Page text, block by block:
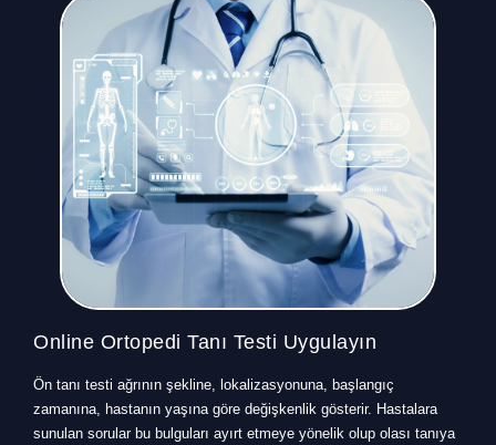
Online Ortopedi Tanı Testi Uygulayın
Ön tanı testi ağrının şekline, lokalizasyonuna, başlangıç
zamanına, hastanın yaşına göre değişkenlik gösterir. Hastalara
sunulan sorular bu bulguları ayırt etmeye yönelik olup olası tanıya